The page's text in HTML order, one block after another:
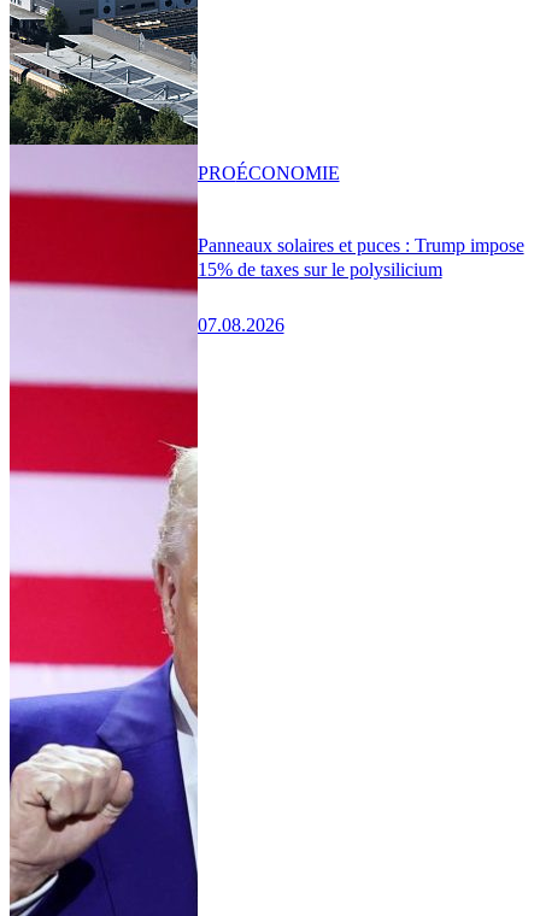
Panneaux solaires et puces : Trump impose
15% de taxes sur le polysilicium
07.08.2026
PROÉCONOMIE